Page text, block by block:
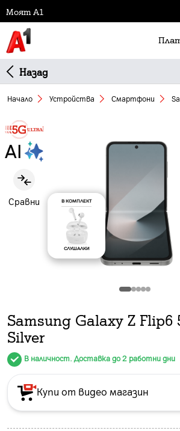
Моят А1
Назад
Начало Устройства Смартфони
Сравни В КОМПЛЕКТ
СЛУШАЛКИ
Samsung Galaxy Z Flip6
Silver
В наличност. Доставка до 2 работни дни
Купи от видео магазин